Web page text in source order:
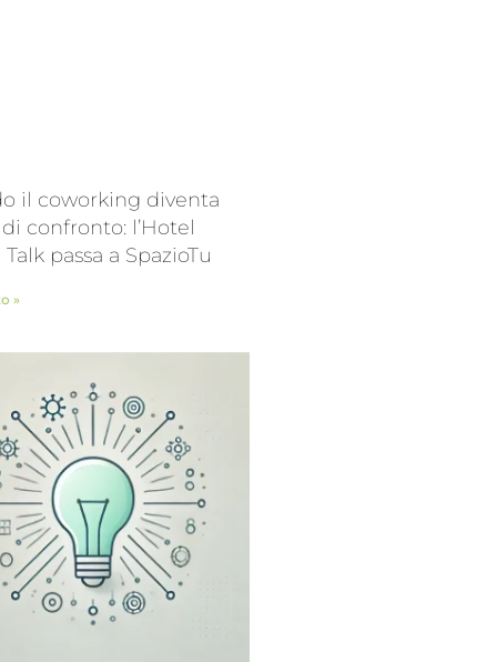
il coworking diventa
confronto: l’Hotel
passa a SpazioTu
»